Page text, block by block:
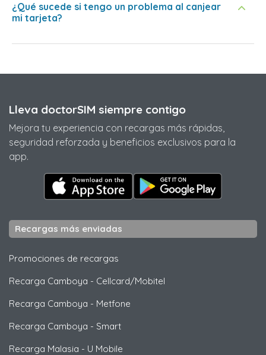
¿Qué sucede si tengo un problema al canjear
mi tarjeta?
Lleva doctorSIM siempre contigo
Mejora tu experiencia con recargas más rápidas,
seguridad reforzada y beneficios exclusivos para la
app.
Recargas más enviadas
Promociones de recargas
Recarga Camboya - Cellcard/Mobitel
Recarga Camboya - Metfone
Recarga Camboya - Smart
Recarga Malasia - U Mobile